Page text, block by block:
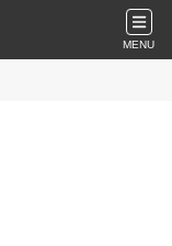
MENU